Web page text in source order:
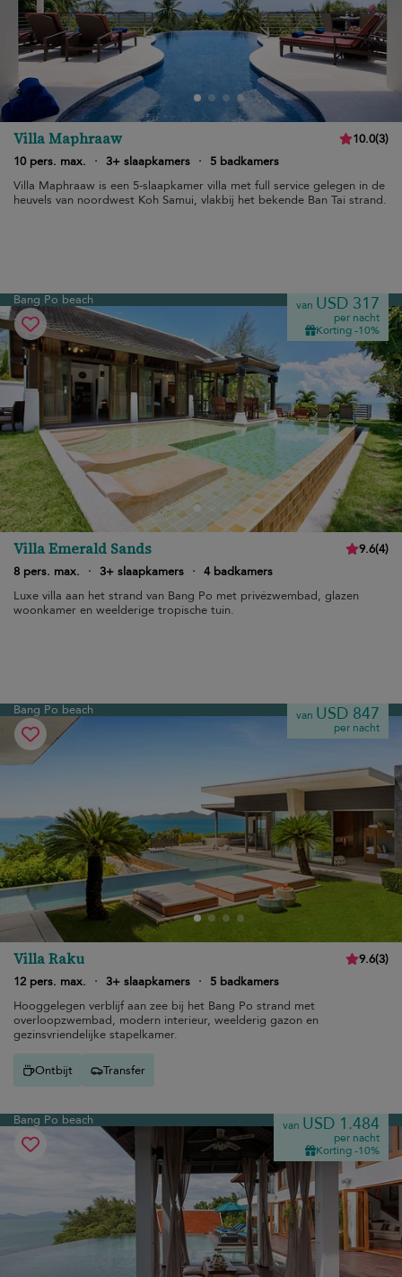
Villa Maphraaw 10.0(3)
10 pers. max.
· 3+ slaapkamers ·
5 badkamers
Villa Maphraaw is een 5-slaapkamer villa met full service gelegen in de
heuvels van noordwest Koh Samui, vlakbij het bekende Ban Tai strand.
Bang Po beach van USD 317
per nacht
Korting -10%
Villa Emerald Sands 9.6(4)
8 pers. max.
· 3+ slaapkamers · 4 badkamers
Luxe villa aan het strand van Bang Po met privézwembad, glazen
woonkamer en weelderige tropische tuin.
Bang Po beach van USD 847
per nacht
Villa Raku 9.6(3)
12 pers. max.
· 3+ slaapkamers ·
5 badkamers
Hooggelegen verblijf aan zee bij het Bang Po strand met
overloopzwembad, modern interieur, weelderig gazon en
gezinsvriendelijke stapelkamer.
Ontbijt Transfer
Bang Po beach van USD 1.484
per nacht
Korting -10%